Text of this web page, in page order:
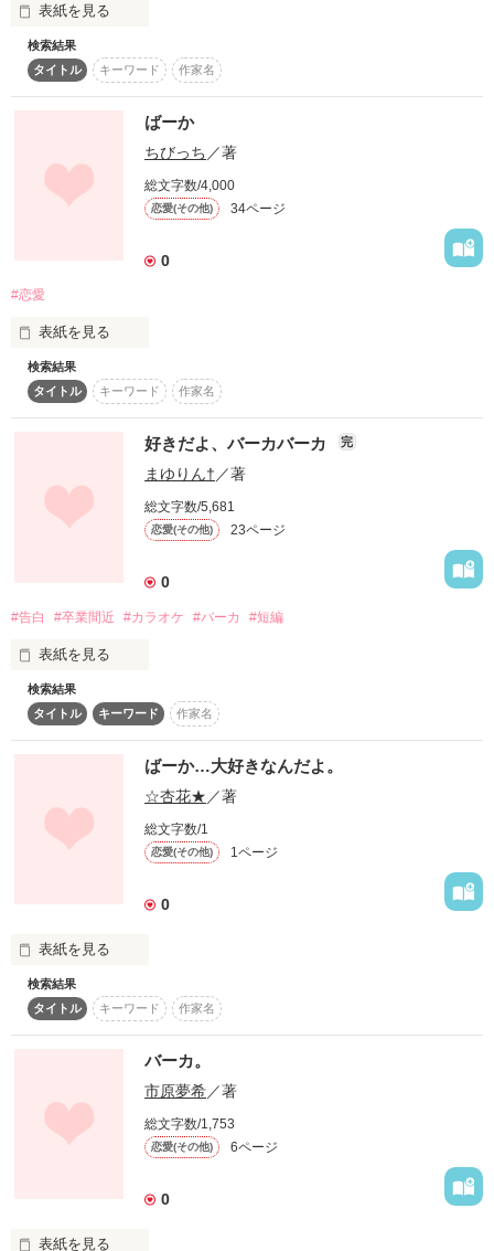
幼なじみほど近くて遠い存在はないんだよ…？
菊池 愛梨 (ｷｸﾁ ｱｲﾘ)
表紙を見る
『仲良しだよね〜』いつもそんなことを言われるでも『仲良く
ねーよ』そんな返しをする彼
私わ仲良しがいいよ付き合ってなんて言わないだからせめて…
そんなことを思いながらも私は『仲いいとかありえなww』
嘘笑いが上手くなるだけ…
そんな嘘つきな女の子の話________。
検索結果
タイトル
キーワード 作家名
ばーか
ちびっち ／著
総文字数/4,000
恋愛(その他) 34ページ
0
#恋愛
表紙を見る
ばーか。
大好きになっちゃうじゃん。
検索結果
タイトル
キーワード 作家名
好きだよ、バーカバーカ 完
まゆりん†／著
総文字数/5,681
恋愛(その他) 23ページ
0
#告白 #卒業間近 #カラオケ #バーカ #短編
表紙を見る
さよならの為の告白は
始まりのきっかけでした
―――――――――――
またま短編とうじょー
短編簡単に思いつくのに…
検索結果
タイトル
キーワード 作家名
ばーか…大好きなんだよ。
☆杏花★／著
総文字数/1
恋愛(その他) 1ページ
0
表紙を見る
処女作なんですがよかったらみてください♪
中2のリアルな体験をそのまま書きました
共感していただけるとありがたいです！
検索結果
タイトル
キーワード 作家名
バーカ。
市原夢希／著
総文字数/1,753
恋愛(その他) 6ページ
0
表紙を見る